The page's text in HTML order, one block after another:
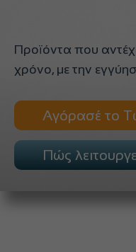
Προϊόντα που
χρόνο, με την
Αγόρασέ το
Πώς